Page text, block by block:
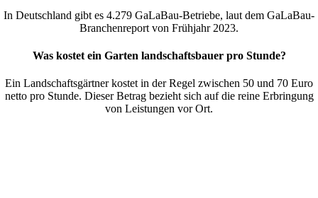
In Deutschland gibt es 4.279 GaLaBau-Betriebe, laut dem GaLaBau-
Branchenreport von Frühjahr 2023.
Was kostet ein Garten landschaftsbauer pro Stunde?
Ein Landschaftsgärtner kostet in der Regel zwischen 50 und 70 Euro
netto pro Stunde. Dieser Betrag bezieht sich auf die reine Erbringung
von Leistungen vor Ort.